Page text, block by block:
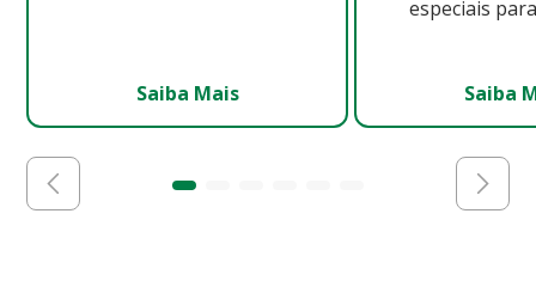
Saiba Mais
especiais
Saiba